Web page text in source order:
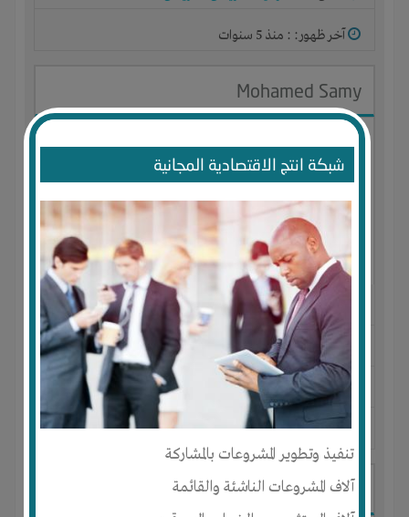
شبكة انتج الاقتصادية المجانية
تنفيذ وتطوير المشروعات بالمشاركة
آلاف المشروعات الناشئة والقائمة
آخر ظهور: : منذ 5 سنوات
Mohamed Samy
الجنس : ذكر
لديـه : الخبرات-شركة أو مصنع أو ورشة
المكان :مصر-القاهرة الشيخ زايد
آخر ظهور: : منذ 5 سنوات
ABDULSALAM HASSAN